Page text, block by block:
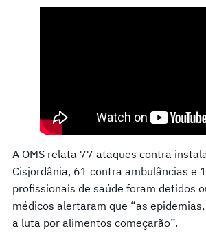
A OMS relata 77 ataques contra
Cisjordânia, 61 contra ambulâncias e
profissionais de saúde foram detidos
médicos alertaram que “as
a luta por alimentos começarão”.